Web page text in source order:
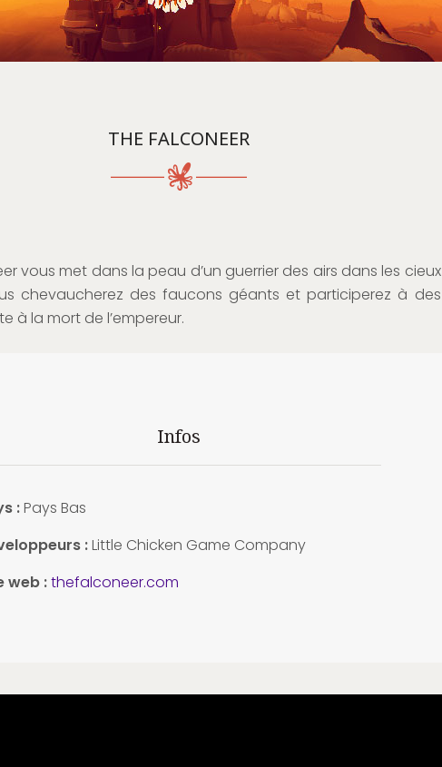
THE FALCONEER
vous met dans la peau d’un guerrier des airs dans les cieux
chevaucherez des faucons géants et participerez à des
à la mort de l’empereur.
Infos
:Pays Bas
:Little Chicken Game Company
web :thefalconeer.com